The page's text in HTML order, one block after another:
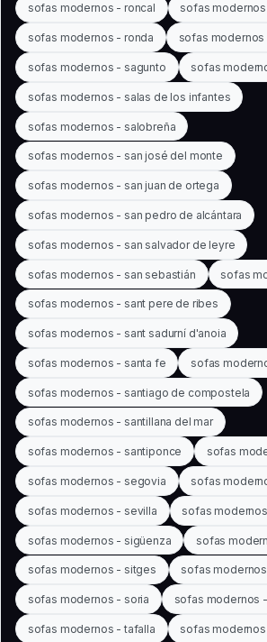
sofas modernos - roncal sofas
sofas modernos - ronda sofas
sofas modernos - sagunto sofas
sofas modernos - salas de los infantes
sofas modernos - salobreña
sofas modernos - san josé del monte
sofas modernos - san juan de ortega
sofas modernos - san pedro de alcántara
sofas modernos - san salvador de leyre
sofas modernos - san sebastián sofas
sofas modernos - sant pere de ribes
sofas modernos - sant sadurní d'anoia
sofas modernos - santa fe sofas
sofas modernos - santiago de compostela
sofas modernos - santillana del mar
sofas modernos - santiponce sofas
sofas modernos - segovia sofas
sofas modernos - sevilla sofas
sofas modernos - sigüenza sofas
sofas modernos - sitges sofas
sofas modernos - soria sofas modernos
sofas modernos - tafalla sofas